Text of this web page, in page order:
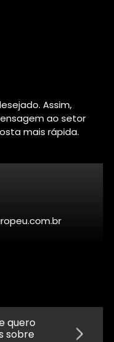
Assim,
ao setor
mais rápida.
quero
sobre